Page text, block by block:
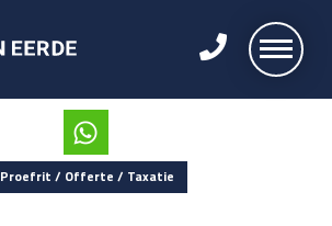
Proefrit / Offerte / Taxatie